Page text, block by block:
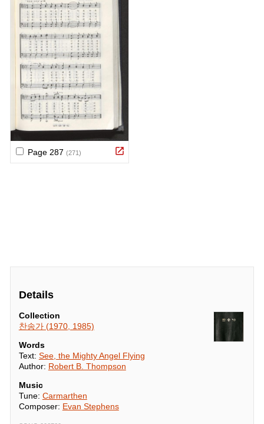
Details
Collection
찬송가 (1970, 1985)
Words
Text: See, the Mighty Angel Flying
Author: Robert B. Thompson
Music
Tune: Carmarthen
Composer: Evan Stephens